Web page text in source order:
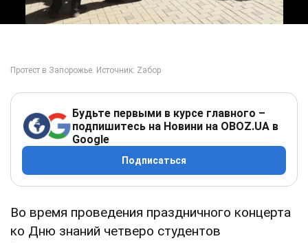
Будьте первыми в курсе главного –
подпишитесь на Новини на OBOZ.UA в
Google
Подписаться
Во время проведения праздничного концерта
ко Дню знаний четверо студентов